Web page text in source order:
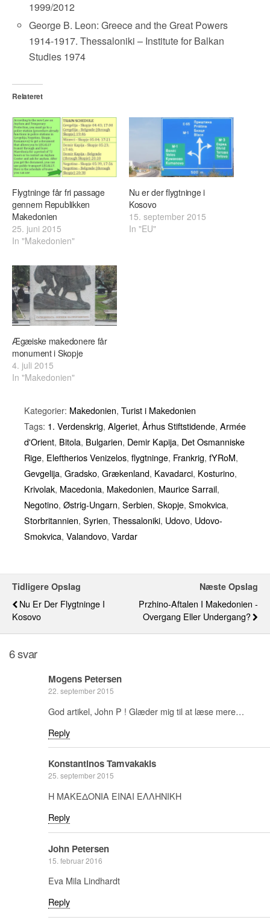
1999/2012
George B. Leon: Greece and the Great Powers
1914-1917. Thessaloniki – Institute for Balkan
Studies 1974
Relateret
Flygtninge får fri passage
gennem Republikken
Makedonien
25. juni 2015
In "Makedonien"
Nu er der flygtninge i
Kosovo
15. september 2015
In "EU"
Ægæiske makedonere får
monument i Skopje
4. juli 2015
In "Makedonien"
Kategorier: Makedonien, Turist i Makedonien
Tags: 1. Verdenskrig, Algeriet, Århus Stiftstidende, Armée
d'Orient, Bitola, Bulgarien, Demir Kapija, Det Osmanniske
Rige, Eleftherios Venizelos, flygtninge, Frankrig, fYRoM,
Gevgelija, Gradsko, Grækenland, Kavadarci, Kosturino,
Krivolak, Macedonia, Makedonien, Maurice Sarrail,
Negotino, Østrig-Ungarn, Serbien, Skopje, Smokvica,
Storbritannien, Syrien, Thessaloniki, Udovo, Udovo-
Smokvica, Valandovo, Vardar
Tidligere Opslag
Nu Er Der Flygtninge I
Kosovo
Næste Opslag
Przhino-Aftalen I Makedonien -
Overgang Eller Undergang?
6 svar
Mogens Petersen
22. september 2015
God artikel, John P ! Glæder mig til at læse mere…
Reply
Konstantinos Tamvakakis
25. september 2015
Η ΜΑΚΕΔΟΝΙΑ ΕΙΝΑΙ ΕΛΛΗΝΙΚΗ
Reply
John Petersen
15. februar 2016
Eva Mila Lindhardt
Reply